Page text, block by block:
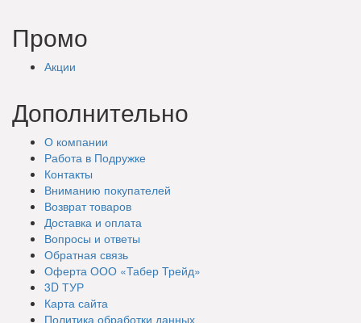
Промо
Акции
Дополнительно
О компании
Работа в Подружке
Контакты
Вниманию покупателей
Возврат товаров
Доставка и оплата
Вопросы и ответы
Обратная связь
Оферта ООО «Табер Трейд»
3D ТУР
Карта сайта
Политика обработки данных